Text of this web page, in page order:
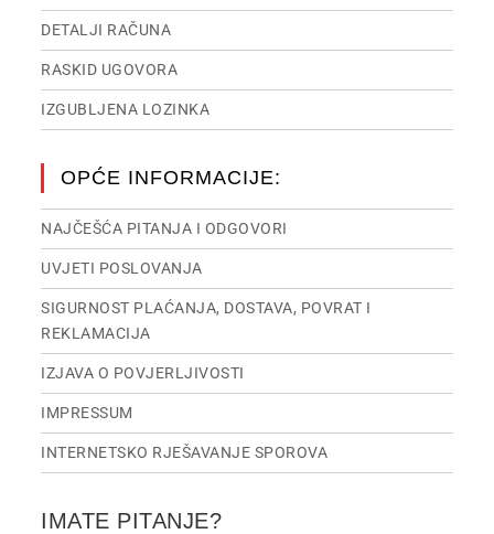
DETALJI RAČUNA
RASKID UGOVORA
IZGUBLJENA LOZINKA
OPĆE INFORMACIJE:
NAJČEŠĆA PITANJA I ODGOVORI
UVJETI POSLOVANJA
SIGURNOST PLAĆANJA, DOSTAVA, POVRAT I
REKLAMACIJA
IZJAVA O POVJERLJIVOSTI
IMPRESSUM
INTERNETSKO RJEŠAVANJE SPOROVA
IMATE PITANJE?